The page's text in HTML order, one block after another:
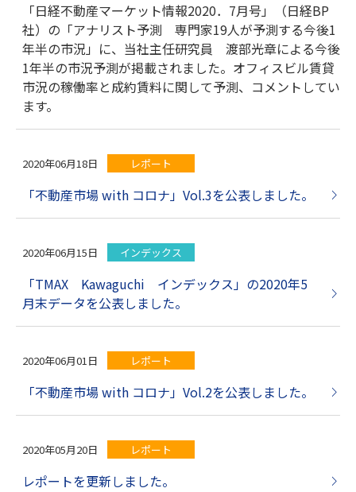
「日経不動産マーケット情報2020．7月号」（日経BP
社）の「アナリスト予測 専門家19人が予測する今後1
年半の市況」に、当社主任研究員 渡部光章による今後
1年半の市況予測が掲載されました。オフィスビル賃貸
市況の稼働率と成約賃料に関して予測、コメントしてい
ます。
2020年06月18日 レポート
「不動産市場 with コロナ」Vol.3を公表しました。
2020年06月15日 インデックス
「TMAX Kawaguchi インデックス」の2020年5
月末データを公表しました。
2020年06月01日 レポート
「不動産市場 with コロナ」Vol.2を公表しました。
2020年05月20日 レポート
レポートを更新しました。